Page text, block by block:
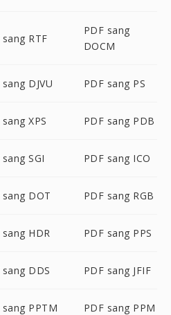
sang RTF
PDF sang
DOCM
DJVU PDF sang PS
XPS PDF sang PDB
SGI PDF sang ICO
sang DOT PDF sang RGB
sang HDR PDF sang PPS
sang DDS PDF sang JFIF
sang PPTM PDF sang PPM